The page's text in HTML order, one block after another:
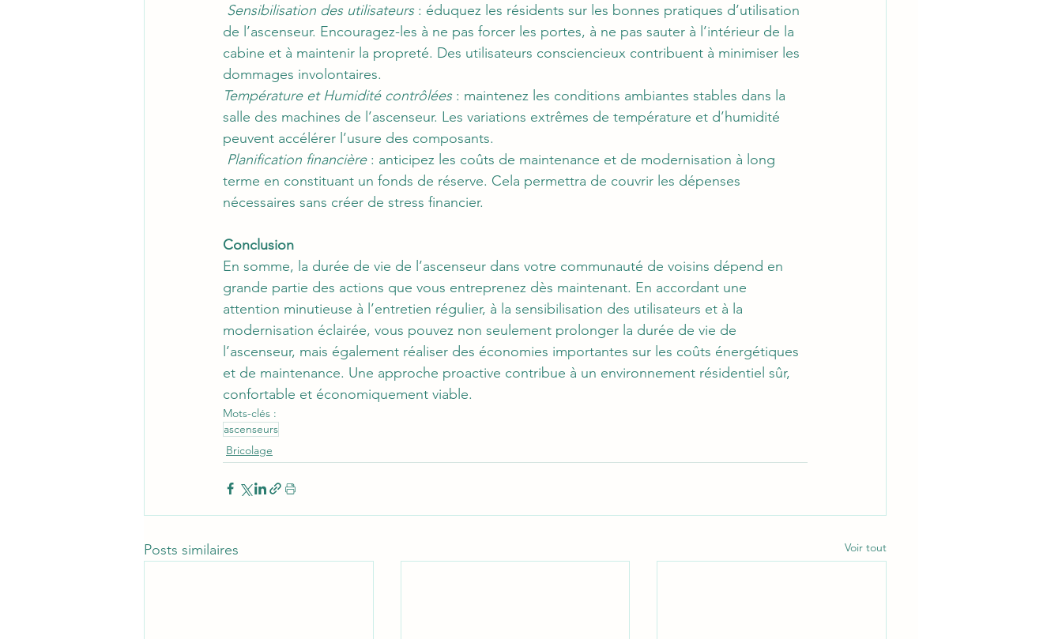
Sensibilisation des utilisateurs : éduquez les résidents sur les bonnes pratiques d’utilisation
de l’ascenseur. Encouragez-les à ne pas forcer les portes, à ne pas sauter à l’intérieur de la
cabine et à maintenir la propreté. Des utilisateurs consciencieux contribuent à minimiser les
dommages involontaires.
Température et Humidité contrôlées : maintenez les conditions ambiantes stables dans la
salle des machines de l’ascenseur. Les variations extrêmes de température et d’humidité
peuvent accélérer l’usure des composants.
Planification financière : anticipez les coûts de maintenance et de modernisation à long
terme en constituant un fonds de réserve. Cela permettra de couvrir les dépenses
nécessaires sans créer de stress financier.
Conclusion
En somme, la durée de vie de l’ascenseur dans votre communauté de voisins dépend en
grande partie des actions que vous entreprenez dès maintenant. En accordant une
attention minutieuse à l’entretien régulier, à la sensibilisation des utilisateurs et à la
modernisation éclairée, vous pouvez non seulement prolonger la durée de vie de
l’ascenseur, mais également réaliser des économies importantes sur les coûts énergétiques
et de maintenance. Une approche proactive contribue à un environnement résidentiel sûr,
confortable et économiquement viable.
Mots-clés :
ascenseurs
Bricolage
Posts similaires Voir tout